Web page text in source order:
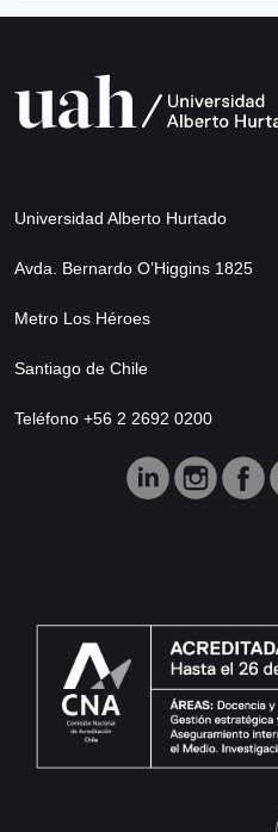
Universidad Alberto Hurtado
Avda. Bernardo O’Higgins 1825
Metro Los Héroes
Santiago de Chile
Teléfono +56 2 2692 0200